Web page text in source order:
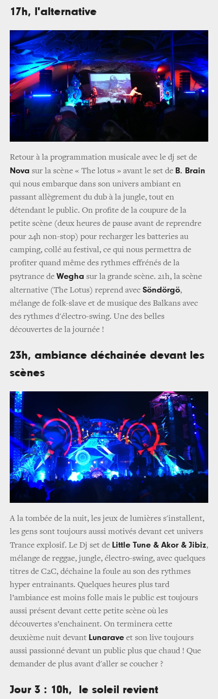
17h, l'alternative
Retour à la programmation musicale avec le dj set de
Nova sur la scène « The lotus » avant le set de B. Brain
qui nous embarque dans son univers ambiant en
passant allègrement du dub à la jungle, tout en
détendant le public. On profite de la coupure de la
petite scène (deux heures de pause avant de reprendre
pour 24h non-stop) pour recharger les batteries au
camping, collé au festival, ce qui nous permettra de
profiter quand même des rythmes effrénés de la
psytrance de Wegha sur la grande scène. 21h, la scène
alternative (The Lotus) reprend avec Söndörgö,
mélange de folk-slave et de musique des Balkans avec
des rythmes d'électro-swing. Une des belles
découvertes de la journée !
23h, ambiance déchainée devant les
scènes
A la tombée de la nuit, les jeux de lumières s'installent,
les gens sont toujours aussi motivés devant cet univers
Trance explosif. Le Dj set de Little Tune & Akor & Jibiz,
mélange de reggae, jungle, électro-swing, avec quelques
titres de C2C, déchaine la foule au son des rythmes
hyper entrainants. Quelques heures plus tard
l’ambiance est moins folle mais le public est toujours
aussi présent devant cette petite scène où les
découvertes s’enchainent. On terminera cette
deuxième nuit devant Lunarave et son live toujours
aussi passionné devant un public plus que chaud ! Que
demander de plus avant d'aller se coucher ?
Jour 3 : 10h, le soleil revient